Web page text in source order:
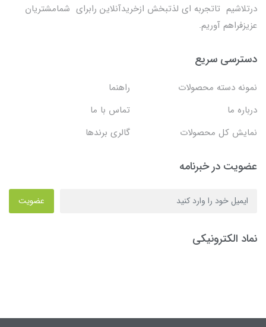
درتلاشیم تاتجربه ای لذتبخش ازخریدآنلاین رابرای شمامشتریان
عزیزفراهم آوریم.
دسترسی سریع
نمونه دسته محصولات
راهنما
درباره ما
تماس با ما
نمایش کل محصولات
گالری برندها
عضویت در خبرنامه
عضویت
نماد الکترونیکی